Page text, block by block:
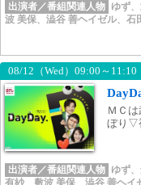
出演者／番組関連人物 ゆず、
波 美保、 澁谷 善ヘイゼル、 石
08/12（Wed）09:00～11:10
ＭＣ
ぼり▽
出演者／番組関連人物 ゆず、
有紗、 敷波 美保、 澁谷 善ヘイ